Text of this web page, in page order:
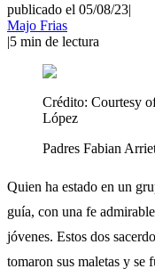
publicado el 05/08/23|
Majo Frias
|5 min de lectura
Crédito: Courtesy
López
Padres Fabian
Quien ha estado en un
guía, con una fe
jóvenes. Estos dos
tomaron sus maletas y se